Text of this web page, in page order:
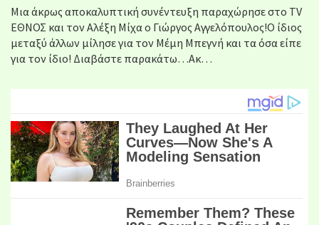
Μια άκρως αποκαλυπτική συνέντευξη παραχώρησε στο TV
ΕΘΝΟΣ και τον Αλέξη Μίχα ο Γιώργος Αγγελόπουλος!Ο ίδιος
μεταξύ άλλων μίλησε για τον Μέμη Μπεγνή και τα όσα είπε
για τον ίδιο! Διαβάστε παρακάτω…Ακ…